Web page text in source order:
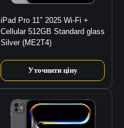
iPad Pro 11″ 2025 Wi-Fi +
Cellular 512GB Standard glass
Silver (ME2T4)
Уточнити ціну